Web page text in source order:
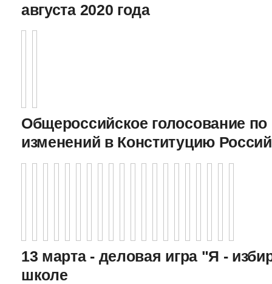
августа 2020 года
Общероссийское голосование
изменений в Конституцию
13 марта - деловая игра "Я -
школе